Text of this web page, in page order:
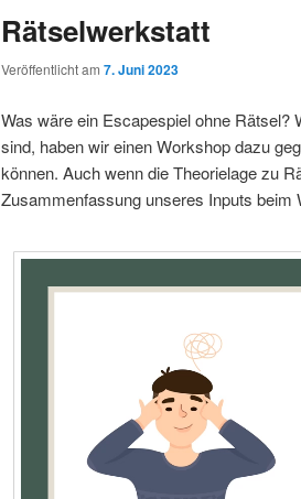
Rätselwerkstatt
Veröffentlicht am 7. Juni 2023
Was wäre ein Escapespiel ohne
sind, haben wir einen Workshop dazu
können. Auch wenn die Theorielage zu
Zusammenfassung unseres Inputs beim